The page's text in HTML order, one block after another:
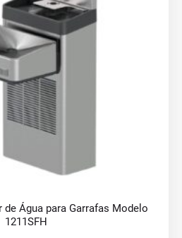
de Água para Garrafas Modelo
1211SFH